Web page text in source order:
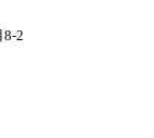
8-2